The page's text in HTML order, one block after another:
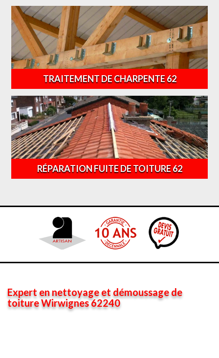
TRAITEMENT DE CHARPENTE 62
RÉPARATION FUITE DE TOITURE 62
Expert en nettoyage et démoussage de
toiture Wirwignes 62240